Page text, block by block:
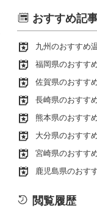
おすすめ記
九州のおすすめ
福岡県のおすす
佐賀県のおすす
長崎県のおすす
熊本県のおすす
大分県のおすす
宮崎県のおすす
鹿児島県のおす
閲覧履歴